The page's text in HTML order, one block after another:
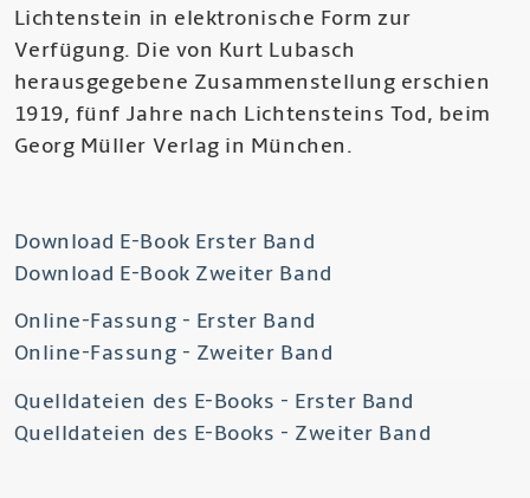
Lichtenstein in elektronische Form zur
Verfügung. Die von Kurt Lubasch
herausgegebene Zusammenstellung erschien
1919, fünf Jahre nach Lichtensteins Tod, beim
Georg Müller Verlag in München.
Download E-Book Erster Band
Download E-Book Zweiter Band
Online-Fassung - Erster Band
Online-Fassung - Zweiter Band
Quelldateien des E-Books - Erster Band
Quelldateien des E-Books - Zweiter Band